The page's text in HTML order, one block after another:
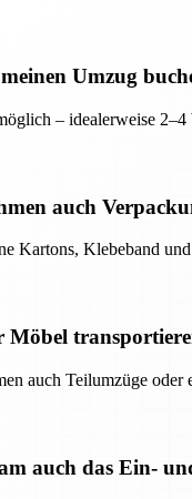
Umzug
– idealerweise
auch
Kartons, Klebeband
auch Teilumzüge oder
auch das Ein-